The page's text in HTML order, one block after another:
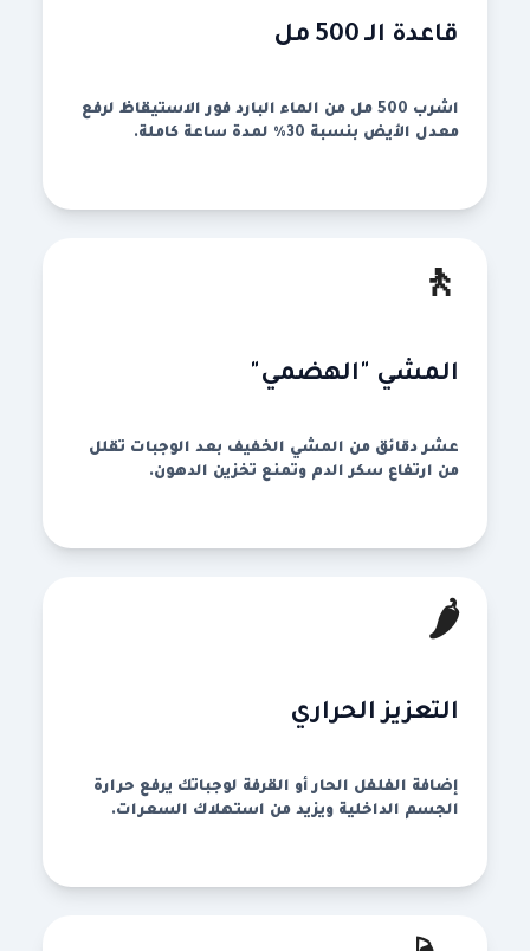
قاعدة الـ 500 مل
اشرب 500 مل من الماء البارد فور الاستيقاظ لرفع
معدل الأيض بنسبة 30% لمدة ساعة كاملة.
🚶
المشي "الهضمي"
عشر دقائق من المشي الخفيف بعد الوجبات تقلل
من ارتفاع سكر الدم وتمنع تخزين الدهون.
🌶️
التعزيز الحراري
إضافة الفلفل الحار أو القرفة لوجباتك يرفع حرارة
الجسم الداخلية ويزيد من استهلاك السعرات.